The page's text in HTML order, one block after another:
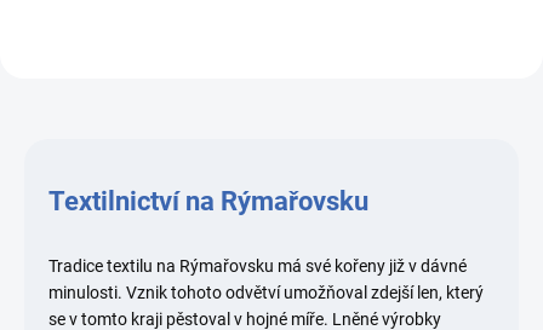
Textilnictví na Rýmařovsku
Tradice textilu na Rýmařovsku má své kořeny již v dávné
minulosti. Vznik tohoto odvětví umožňoval zdejší len, který
se v tomto kraji pěstoval v hojné míře. Lněné výrobky